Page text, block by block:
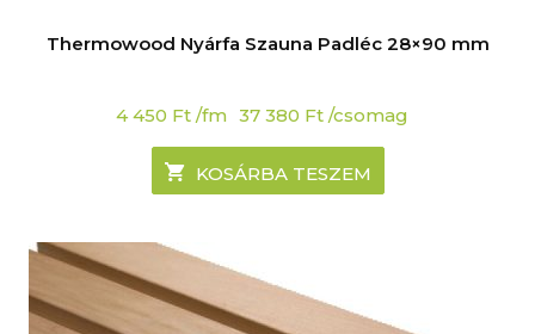
Thermowood Nyárfa Szauna Padléc 28×90 mm
4 450 Ft /fm 37 380 Ft /csomag
KOSÁRBA TESZEM